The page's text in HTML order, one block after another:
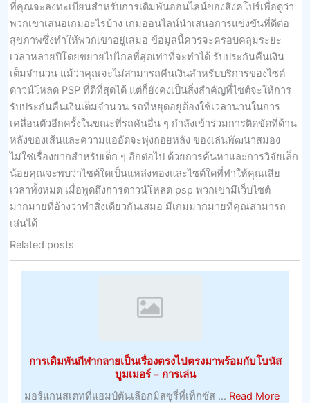
ที่คุณจะลงทะเบียนสำหรับการเดิมพันออนไลน์ของสิงคโปร์เพื่อดูว่า
พวกเขาเสนอเกมอะไรบ้าง เกมออนไลน์นำเสนอการแข่งขันที่ดีต่อ
สุขภาพซึ่งทำให้พวกเขาอยู่เสมอ ข้อมูลนี้ควรจะครอบคลุมระยะ
เวลาหลายปีโดยขยายไปไกลที่สุดเท่าที่จะทำได้ รับประกันคืนเงิน
เต็มจำนวน แม้ว่าคุณจะไม่สามารถคืนเงินสำหรับบริการของไซต์
ดาวน์โหลด PSP ที่ดีที่สุดได้ แต่ก็ยังคงเป็นสิ่งสำคัญที่ไซต์จะให้การ
รับประกันคืนเงินเต็มจำนวน รถที่หยุดอยู่ต้องใช้เวลานานในการ
เคลื่อนตัวอีกครั้งในขณะที่รถคันอื่น ๆ กำลังเข้าร่วมการติดขัดที่ด้าน
หลังของเส้นและความแออัดจะพุ่งถอยหลัง ของเล่นพัฒนาสมอง
ไม่ใช่เรื่องยากสำหรับเด็ก ๆ อีกต่อไป ด้วยการค้นหาและการวิจัยเล็ก
น้อยคุณจะพบว่าไซต์ใดเป็นแหล่งทองและไซต์ใดที่ทำให้คุณเสีย
เวลาทั้งหมด เมื่อพูดถึงการดาวน์โหลด psp พวกเขามีเว็บไซต์
มากมายที่อ้างว่าทำสิ่งเดียวกันเสมอ มีเกมมากมายที่คุณสามารถ
เล่นได้
Related posts
การเดิมพันกีฬากลายเป็นเรื่องตรงไปตรงมาพร้อมกับโบนัส
บูมเมอร์ – การเล่น
มอร์แกนสเตทที่แฮมป์ตันเลือกมิสซูรี่ที่เท็กซัส ... Read Moreabout